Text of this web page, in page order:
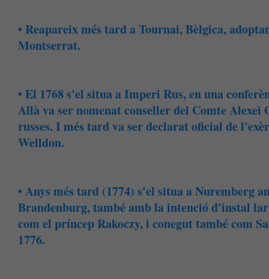
• Reapareix més tard a Tournai, Bèlgica,
Montserrat.
• El 1768 s'el situa a Imperi Rus, en una
Allà va ser nomenat conseller del Comte Alexei
russes. I més tard va ser declarat oficial de
Welldon.
• Anys més tard (1774) s'el situa a Nuremberg
Brandenburg, també amb la intenció d'instal
com el príncep Rakoczy, i conegut també com
1776.